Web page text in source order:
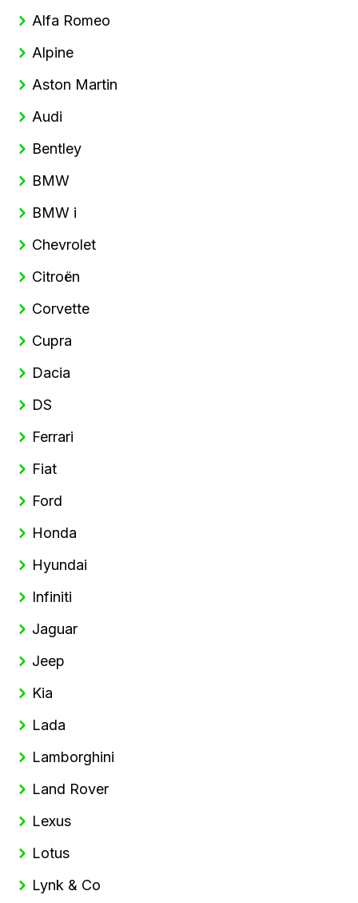
Alfa Romeo
Alpine
Aston Martin
Audi
Bentley
BMW
BMW i
Chevrolet
Citroën
Corvette
Cupra
Dacia
DS
Ferrari
Fiat
Ford
Honda
Hyundai
Infiniti
Jaguar
Jeep
Kia
Lada
Lamborghini
Land Rover
Lexus
Lotus
Lynk & Co